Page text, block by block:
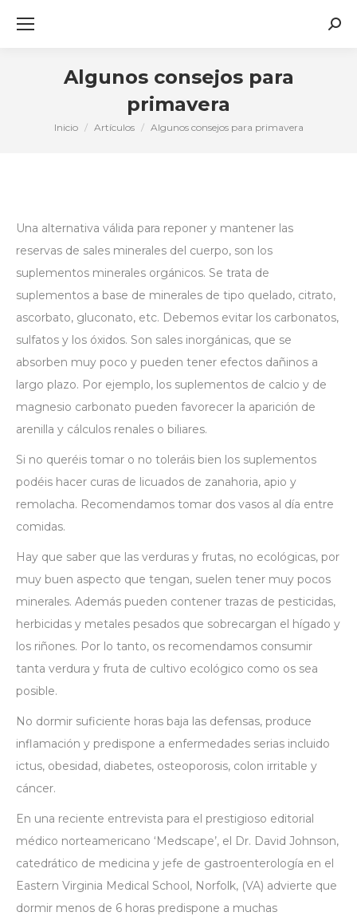
Algunos consejos para
primavera
Estás aquí:
Inicio Artículos Algunos consejos para primavera
Una alternativa válida para reponer y mantener las
reservas de sales minerales del cuerpo, son los
suplementos minerales orgánicos. Se trata de
suplementos a base de minerales de tipo quelado, citrato,
ascorbato, gluconato, etc. Debemos evitar los carbonatos,
sulfatos y los óxidos. Son sales inorgánicas, que se
absorben muy poco y pueden tener efectos dañinos a
largo plazo. Por ejemplo, los suplementos de calcio y de
magnesio carbonato pueden favorecer la aparición de
arenilla y cálculos renales o biliares.
Si no queréis tomar o no toleráis bien los suplementos
podéis hacer curas de licuados de zanahoria, apio y
remolacha. Recomendamos tomar dos vasos al día entre
comidas.
Hay que saber que las verduras y frutas, no ecológicas, por
muy buen aspecto que tengan, suelen tener muy pocos
minerales. Además pueden contener trazas de pesticidas,
herbicidas y metales pesados que sobrecargan el hígado y
los riñones. Por lo tanto, os recomendamos consumir
tanta verdura y fruta de cultivo ecológico como os sea
posible.
No dormir suficiente horas baja las defensas, produce
inflamación y predispone a enfermedades serias incluido
ictus, obesidad, diabetes, osteoporosis, colon irritable y
cáncer.
En una reciente entrevista para el prestigioso editorial
médico norteamericano ‘Medscape’, el Dr. David Johnson,
catedrático de medicina y jefe de gastroenterología en el
Eastern Virginia Medical School, Norfolk, (VA) advierte que
dormir menos de 6 horas predispone a muchas